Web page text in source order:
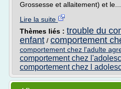
Grossesse et allaitement) et le...
Lire la suite
Thèmes liés : trouble du
enfant / comportement
comportement chez l'adulte
comportement chez
comportement chez l